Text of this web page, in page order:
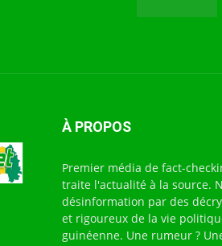
À PROPOS
Premier média de fact-
traite l'actualité à la source.
désinformation par des
et rigoureux de la vie
guinéenne. Une rumeur ?